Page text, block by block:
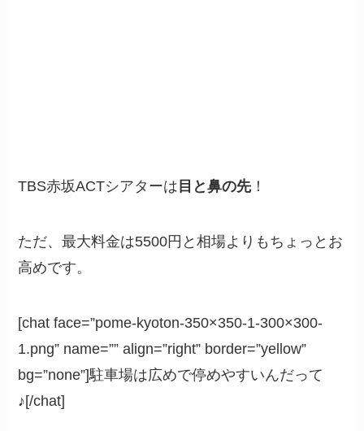
TBS赤坂ACTシアターは 目と鼻の先！
ただ、最大料金は5500円と相場よりもちょっとお
高めです。
[chat face=”pome-kyoton-350×350-1-300×300-
1.png” name=”” align=”right” border=”yellow”
bg=”none”]駐車場は広めで停めやすいんだって
♪[/chat]